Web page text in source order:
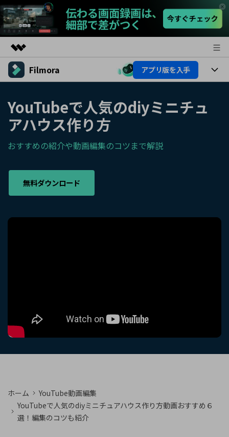
製品
ユーティリティ
概要
ソリューション
企業情報
プラン＆価格
サポート
Filmora アプリ版を入手
プラットフォーム
AI機能
AI機能
活用法
Filmoraのユーザー層
動画編集関連知識
動画編集のコツ
YouTubeで人気のdiyミニチュ
アハウス作り方
おすすめの紹介や動画編集のコツまで解説
無料ダウンロード
ホーム
YouTube動画編集
YouTubeで人気のdiyミニチュアハウス作り方動画おすすめ６
選！編集のコツも紹介